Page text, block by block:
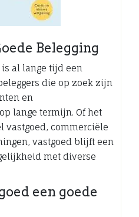
Belegging
al lange tijd een
die op zoek zijn
en
lange termijn. Of het
vastgoed, commerciële
vastgoed blijft een
met diverse
een goede